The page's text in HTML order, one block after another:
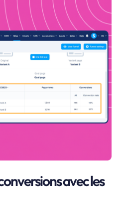
avec les